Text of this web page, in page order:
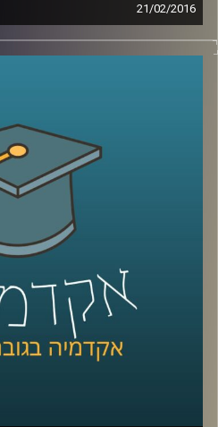
21/02/2016
דוקטור הדס אראל חוקרת
שאולי קשה לקבל
מקודמו. מצד שני,
הרבה מאוד שנים, ויתכן
משהו מהרלוונטיות
קרדיט תמונות: AudioVersity